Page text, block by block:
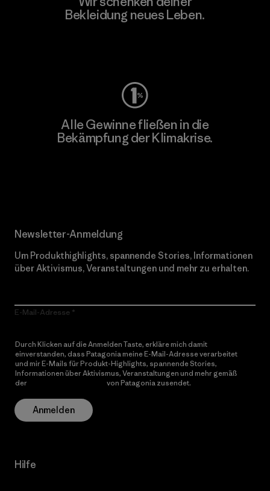
Bekleidung neues Leben.
Alle Gewinne fließen in die
Bekämpfung der Klimakrise.
Newsletter-Anmeldung
Um Produkthighlights, spannende Stories, Informationen
über Aktivismus, Veranstaltungen und mehr zu erhalten.
E-Mail-Adresse
Durch Klicken auf die Anmelden Taste, erkläre mich damit
einverstanden, dass Patagonia meine E-Mail-Adresse verarbeitet
und mir E-Mails für Produkt-Highlights, spannende Stories,
Informationen über Aktivismus, Veranstaltungen und mehr gemäß
der
von Patagonia zusendet.
Anmelden
Hilfe